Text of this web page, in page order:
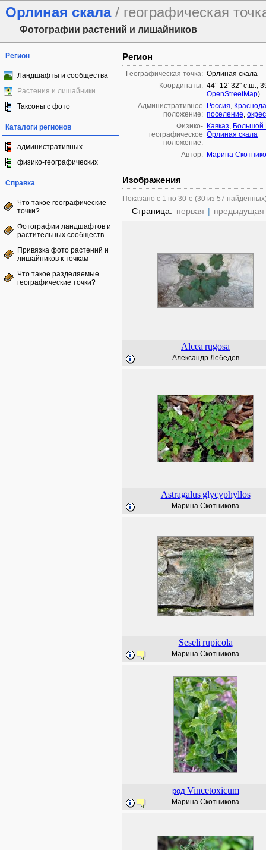
Орлиная скала / географическая
Фотографии растений и лишайников
Регион
Ландшафты и сообщества
Растения и лишайники
Таксоны с фото
Каталоги регионов
административных
физико-географических
Справка
Что такое географические
точки?
Фотографии ландшафтов и
растительных сообществ
Привязка фото растений и
лишайников к точкам
Что такое разделяемые
географические точки?
Регион
Географическая точка: Орлиная скала
Координаты: 44° 12′ 32″ с.ш.,
OpenStreetMap)
Административное
положение:
Россия,
поселение,
Физико-
географическое
положение:
Кавказ, Большой
Орлиная скала
Автор: Марина
Изображения
Показано с 1 по 30-е (30 из 57
Страница: первая | предыдущая
Alcea rugosa
Александр Лебедев
Astragalus glycyphyllos
Марина Скотникова
Seseli rupicola
Марина Скотникова
род Vincetoxicum
Марина Скотникова